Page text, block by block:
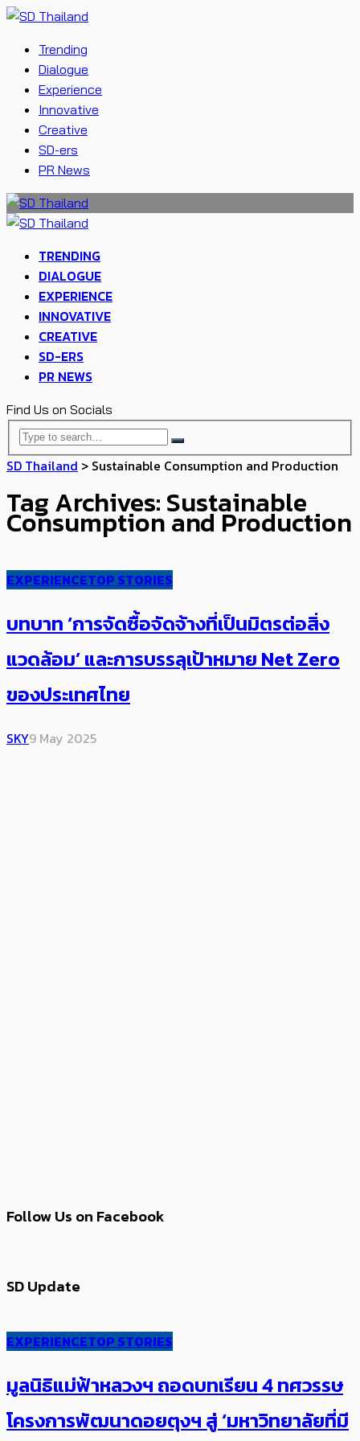
Trending
Dialogue
Experience
Innovative
Creative
SD-ers
PR News
TRENDING
DIALOGUE
EXPERIENCE
INNOVATIVE
CREATIVE
SD-ERS
PR NEWS
Find Us on Socials
SD Thailand > Sustainable Consumption and Production
Tag Archives: Sustainable
Consumption and Production
EXPERIENCETOP STORIES
บทบาท ‘การจัดซื้อจัดจ้างที่เป็นมิตรต่อสิ่ง
แวดล้อม’ และ​การบรรลุเป้าหมาย Net Zero
ของประเทศไทย
SKY9 May 2025
Follow Us on Facebook
SD Update
EXPERIENCETOP STORIES
มูลนิธิแม่ฟ้าหลวงฯ ถอดบทเรียน 4 ทศวรรษ
โครงการพัฒนาดอยตุงฯ สู่ ‘มหาวิทยาลัยที่มี